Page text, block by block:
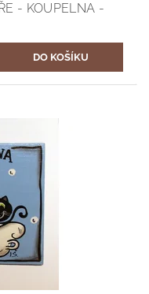
- KOUPELNA -